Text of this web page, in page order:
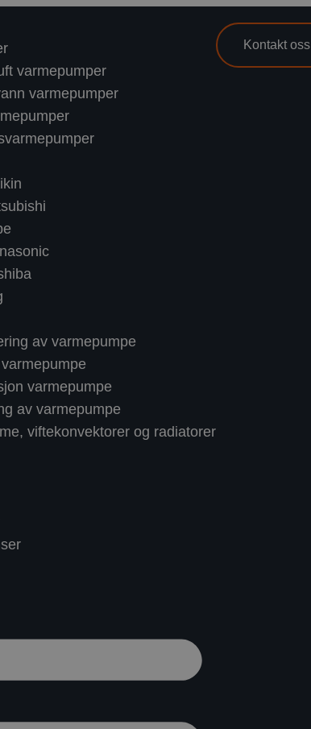
varmepumper
varmepumper
av varmepumpe
varmepumpe
av varmepumpe
viftekonvektorer og radiatorer
Kontakt oss